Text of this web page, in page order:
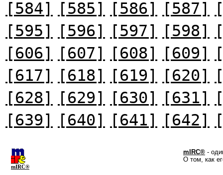
[584] [585] [586] [587]
[595]
[596] [597] [598]
[606]
[607] [608] [609]
[617]
[618] [619] [620]
[628]
[629] [630] [631]
[639]
[640] [641] [642]
mIRC®
mIRC® -
О том, как